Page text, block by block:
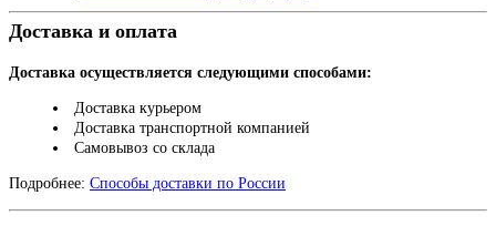
Доставка и оплата
Доставка осуществляется следующими способами:
Доставка курьером
Доставка транспортной компанией
Самовывоз со склада
Подробнее: Способы доставки по России